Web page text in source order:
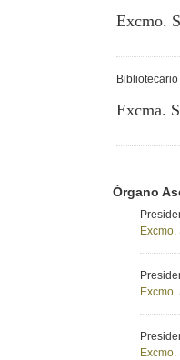
Excmo.
Bibliotecario
Excma.
Órgano
Excmo.
Excmo.
Excmo.